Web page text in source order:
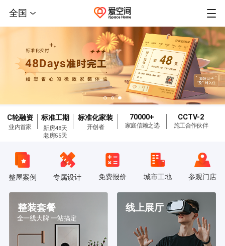
全国
C轮融资
业内首家
标准工期
新房48天
老房55天
标准化家装
开创者
70000+
家庭信赖之选
CCTV-2
施工合作伙伴
整屋案例 专属设计 免费报价 城市工地 参观门店
整装套餐
全一线大牌 一站搞定
线上展厅